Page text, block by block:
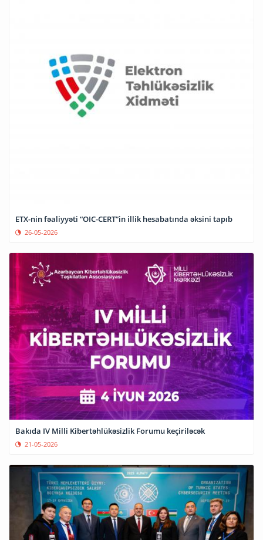
ETX-nin fəaliyyəti “OIC-CERT”in illik hesabatında əksini tapıb
26-05-2026
Bakıda IV Milli Kibertəhlükəsizlik Forumu keçiriləcək
21-05-2026